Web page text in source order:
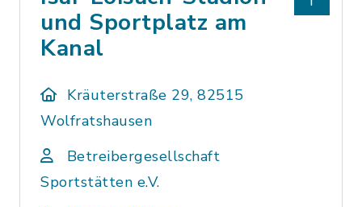
und Sportplatz am
Kanal
Kräuterstraße 29, 82515
Wolfratshausen
Betreibergesellschaft
Sportstätten e.V.